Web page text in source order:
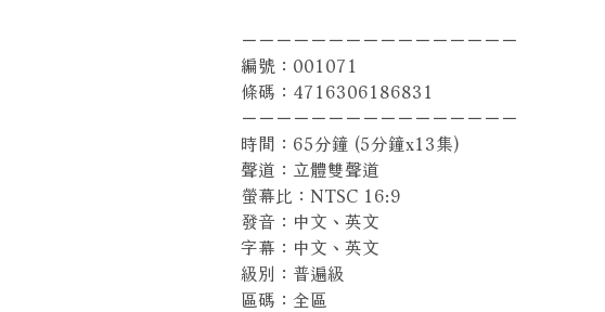
－－－－－－－－－－－－－－－－
編號：001071
條碼：4716306186831
－－－－－－－－－－－－－－－－
時間：65分鐘 (5分鐘x13集)
聲道：立體雙聲道
螢幕比：NTSC 16:9
發音：中文、英文
字幕：中文、英文
級別：普遍級
區碼：全區